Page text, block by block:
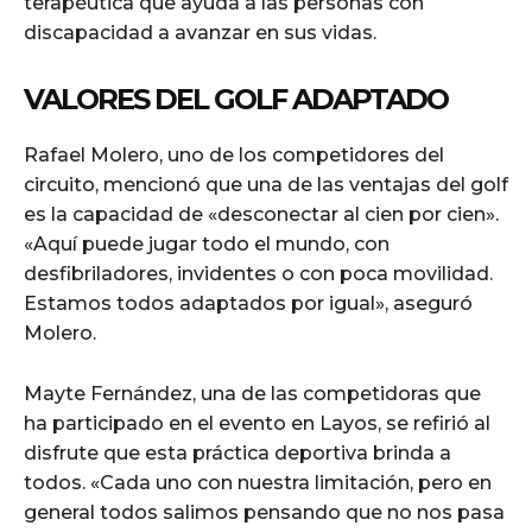
discapacidad a avanzar en sus vidas.
VALORES DEL GOLF ADAPTADO
Rafael Molero, uno de los competidores del
circuito, mencionó que una de las ventajas del golf
es la capacidad de «desconectar al cien por cien».
«Aquí puede jugar todo el mundo, con
desfibriladores, invidentes o con poca movilidad.
Estamos todos adaptados por igual», aseguró
Molero.
Mayte Fernández, una de las competidoras que
ha participado en el evento en Layos, se refirió al
disfrute que esta práctica deportiva brinda a
todos. «Cada uno con nuestra limitación, pero en
general todos salimos pensando que no nos pasa